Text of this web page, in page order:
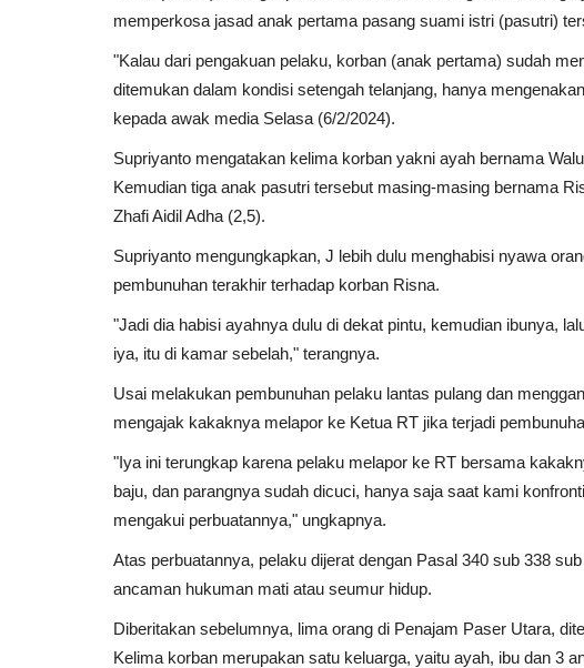
memperkosa jasad anak pertama pasang suami istri (pasutri)
"Kalau dari pengakuan pelaku, korban (anak pertama) sudah
ditemukan dalam kondisi setengah telanjang, hanya
kepada awak media Selasa (6/2/2024).
Supriyanto mengatakan kelima korban yakni ayah bernama
Kemudian tiga anak pasutri tersebut masing-masing bernama
Zhafi Aidil Adha (2,5).
Supriyanto mengungkapkan, J lebih dulu menghabisi nyawa
pembunuhan terakhir terhadap korban Risna.
"Jadi dia habisi ayahnya dulu di dekat pintu, kemudian ibunya,
iya, itu di kamar sebelah," terangnya.
Usai melakukan pembunuhan pelaku lantas pulang dan
mengajak kakaknya melapor ke Ketua RT jika terjadi
"Iya ini terungkap karena pelaku melapor ke RT bersama
baju, dan parangnya sudah dicuci, hanya saja saat kami
mengakui perbuatannya," ungkapnya.
Atas perbuatannya, pelaku dijerat dengan Pasal 340 sub 338
ancaman hukuman mati atau seumur hidup.
Diberitakan sebelumnya, lima orang di Penajam Paser Utara,
Kelima korban merupakan satu keluarga, yaitu ayah, ibu dan 3
Fadli Dec 9, 2023 0 47
Aulia menjadi komika pembuka dalam diskusi bertajuk
'Desak Anies'